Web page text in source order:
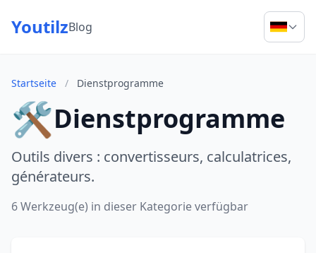
YoutilzBlog
Startseite / Dienstprogramme
🛠️Dienstprogramme
Outils divers : convertisseurs, calculatrices,
générateurs.
6 Werkzeug(e) in dieser Kategorie verfügbar